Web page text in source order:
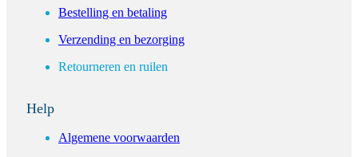
Bestelling en betaling
Verzending en bezorging
Retourneren en ruilen
Help
Algemene voorwaarden